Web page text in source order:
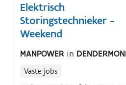
Elektrisch
Storingstechnieker -
Weekend
MANPOWER in
Vaste jobs